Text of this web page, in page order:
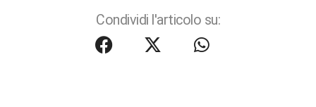
Condividi l'articolo su: